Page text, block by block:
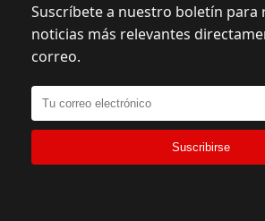
Suscríbete a nuestro boletín para
noticias más relevantes
correo.
Suscribirse